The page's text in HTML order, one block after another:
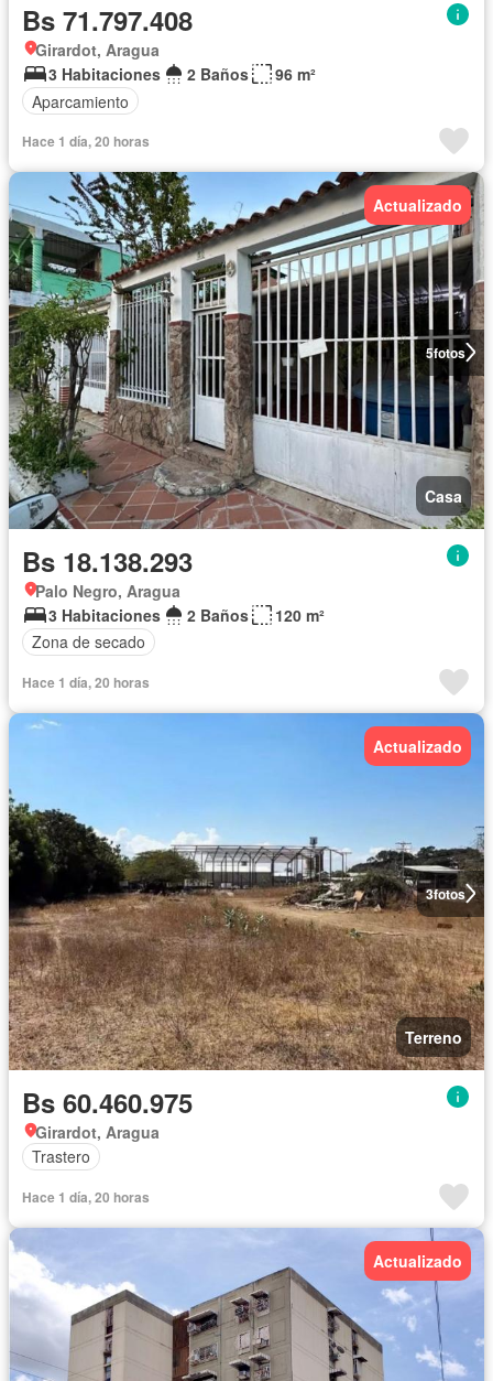
Bs 71.797.408
Girardot, Aragua
3 Habitaciones
2 Baños
96 m²
Aparcamiento
Hace 1 día, 20 horas
5fotos
Actualizado
Casa
Bs 18.138.293
Palo Negro, Aragua
3 Habitaciones
2 Baños
120 m²
Zona de secado
Hace 1 día, 20 horas
3fotos
Actualizado
Terreno
Bs 60.460.975
Girardot, Aragua
Trastero
Hace 1 día, 20 horas
Actualizado